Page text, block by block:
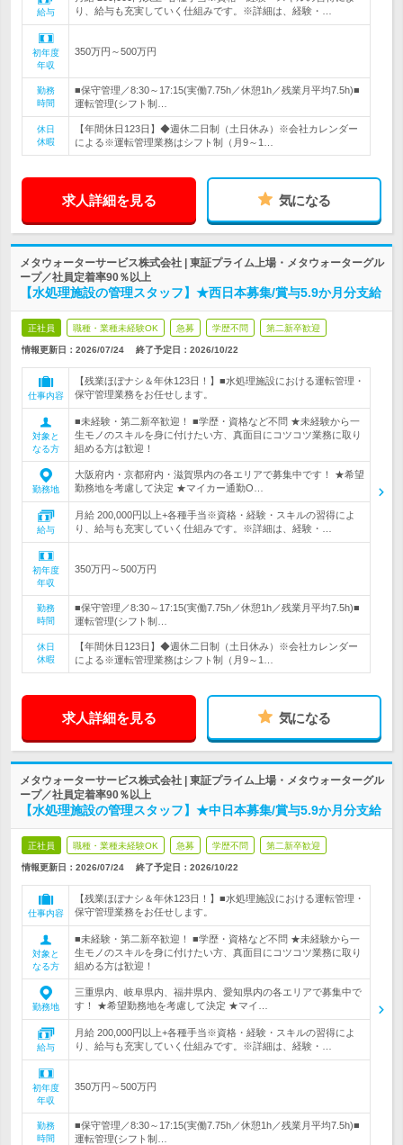
給与
り、給与も充実していく仕組みです。※詳細は、経験・…
初年度
年収
350万円～500万円
勤務
時間
■保守管理／8:30～17:15(実働7.75h／休憩1h／残業月平均7.5h)■
運転管理(シフト制…
休日
休暇
【年間休日123日】◆週休二日制（土日休み）※会社カレンダー
による※運転管理業務はシフト制（月9～1…
求人詳細を見る 気になる
メタウォーターサービス株式会社 | 東証プライム上場・メタウォーターグル
ープ／社員定着率90％以上
【水処理施設の管理スタッフ】★西日本募集/賞与5.9か月分支給
正社員 職種・業種未経験OK 急募 学歴不問 第二新卒歓迎
情報更新日：2026/07/24 終了予定日： 2026/10/22
仕事内容
【残業ほぼナシ＆年休123日！】■水処理施設における運転管理・
保守管理業務をお任せします。
対象と
なる方
■未経験・第二新卒歓迎！ ■学歴・資格など不問 ★未経験から一
生モノのスキルを身に付けたい方、真面目にコツコツ業務に取り
組める方は歓迎！
勤務地
大阪府内・京都府内・滋賀県内の各エリアで募集中です！ ★希望
勤務地を考慮して決定 ★マイカー通勤O…
給与
月給 200,000円以上+各種手当※資格・経験・スキルの習得によ
り、給与も充実していく仕組みです。※詳細は、経験・…
初年度
年収
350万円～500万円
勤務
時間
■保守管理／8:30～17:15(実働7.75h／休憩1h／残業月平均7.5h)■
運転管理(シフト制…
休日
休暇
【年間休日123日】◆週休二日制（土日休み）※会社カレンダー
による※運転管理業務はシフト制（月9～1…
求人詳細を見る 気になる
メタウォーターサービス株式会社 | 東証プライム上場・メタウォーターグル
ープ／社員定着率90％以上
【水処理施設の管理スタッフ】★中日本募集/賞与5.9か月分支給
正社員 職種・業種未経験OK 急募 学歴不問 第二新卒歓迎
情報更新日：2026/07/24 終了予定日： 2026/10/22
仕事内容
【残業ほぼナシ＆年休123日！】■水処理施設における運転管理・
保守管理業務をお任せします。
対象と
なる方
■未経験・第二新卒歓迎！ ■学歴・資格など不問 ★未経験から一
生モノのスキルを身に付けたい方、真面目にコツコツ業務に取り
組める方は歓迎！
勤務地
三重県内、岐阜県内、福井県内、愛知県内の各エリアで募集中で
す！ ★希望勤務地を考慮して決定 ★マイ…
給与
月給 200,000円以上+各種手当※資格・経験・スキルの習得によ
り、給与も充実していく仕組みです。※詳細は、経験・…
初年度
年収
350万円～500万円
勤務
時間
■保守管理／8:30～17:15(実働7.75h／休憩1h／残業月平均7.5h)■
運転管理(シフト制…